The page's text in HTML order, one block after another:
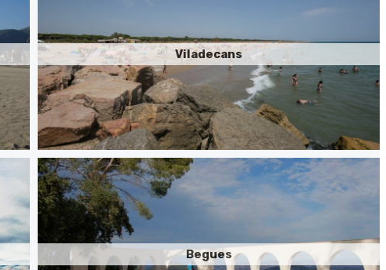
Viladecans
Begues